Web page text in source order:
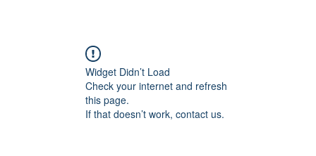
Widget Didn’t Load
Check your internet and refresh
this page.
If that doesn’t work, contact us.